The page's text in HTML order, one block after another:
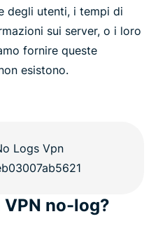
degli utenti, i tempi di
sui server, o i loro
fornire queste
esistono.
VPN no-log?